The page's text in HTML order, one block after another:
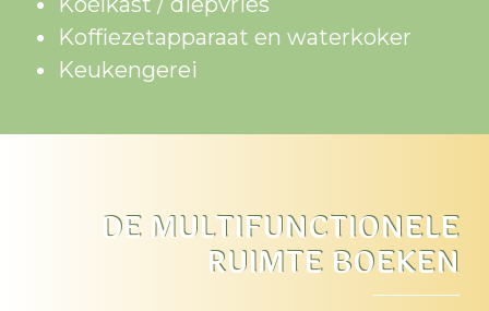
Koffiezetapparaat en waterkoker
Keukengerei
DE MULTIFUNCTIONELE
RUIMTE BOEKEN